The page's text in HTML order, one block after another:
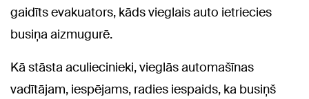
gaidīts evakuators, kāds vieglais auto ietriecies
busiņa aizmugurē.
Kā stāsta aculiecinieki, vieglās automašīnas
vadītājam, iespējams, radies iespaids, ka busiņš